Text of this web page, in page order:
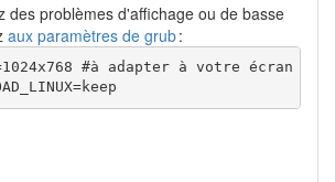
des problèmes d'affichage ou de basse
aux paramètres de grub:
#à adapter à votre écran